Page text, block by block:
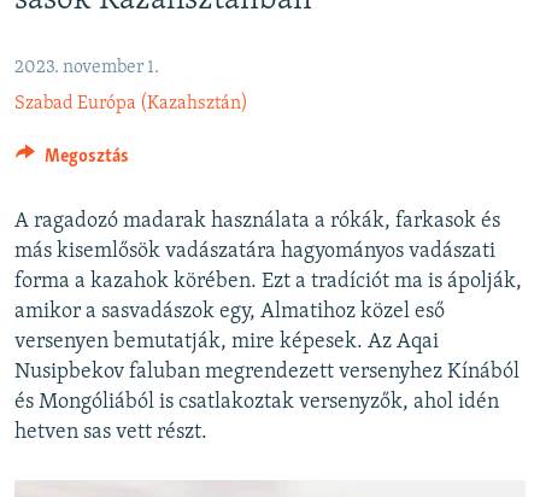
VILÁG
KLÍMAVÁLTOZÁS
A MÚLT TANULSÁGAI
KÖVESSEN MINKET!
Valamennyi RFE/RL weboldal
2023. november 1.
Szabad Európa (Kazahsztán)
Megosztás
A ragadozó madarak használata a rókák, farkasok és
más kisemlősök vadászatára hagyományos vadászati
forma a kazahok körében. Ezt a tradíciót ma is ápolják,
amikor a sasvadászok egy, Almatihoz közel eső
versenyen bemutatják, mire képesek. Az Aqai
Nusipbekov faluban megrendezett versenyhez Kínából
és Mongóliából is csatlakoztak versenyzők, ahol idén
hetven sas vett részt.